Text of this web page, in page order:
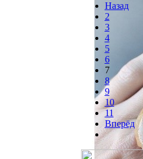
Назад
2
3
4
5
6
7
8
9
10
11
Вперёд